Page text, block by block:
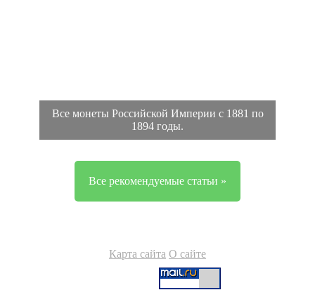
Все монеты Российской Империи с 1881 по
1894 годы.
Все рекомендуемые статьи »
Карта сайта О сайте